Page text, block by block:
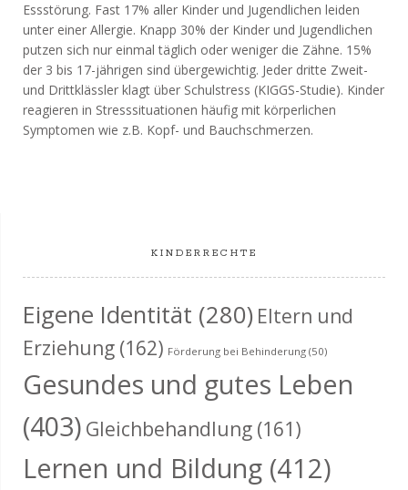
Essstörung. Fast 17% aller Kinder und Jugendlichen leiden
unter einer Allergie. Knapp 30% der Kinder und Jugendlichen
putzen sich nur einmal täglich oder weniger die Zähne. 15%
der 3 bis 17-jährigen sind übergewichtig. Jeder dritte Zweit-
und Drittklässler klagt über Schulstress (KIGGS-Studie). Kinder
reagieren in Stresssituationen häufig mit körperlichen
Symptomen wie z.B. Kopf- und Bauchschmerzen.
KINDERRECHTE
Eigene Identität (280) Eltern und
Erziehung (162) Förderung bei Behinderung (50)
Gesundes und gutes Leben
(403) Gleichbehandlung (161)
Lernen und Bildung (412)